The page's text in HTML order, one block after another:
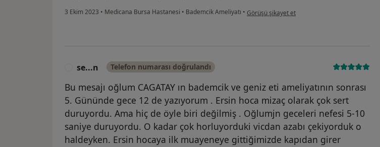
3 Ekim 2023 • Medicana Bursa Hastanesi • Bademcik Ameliyatı • kullanıcının görüşüne göre u....k
Görüşü şikayet et
se...n Telefon numarası doğrulandı
Bu mesajı oğlum CAGATAY ın bademcik ve geniz eti ameliyatının sonrası
5. Gününde gece 12 de yazıyorum . Ersin hoca mizaç olarak çok sert
duruyordu. Ama hiç de öyle biri değilmiş . Oğlumjn geceleri nefesi 5-10
saniye duruyordu. O kadar çok horluyorduki vicdan azabı çekiyorduk o
haldeyken. Ersin hocaya ilk muayeneye gittiğimizde kapıdan girer